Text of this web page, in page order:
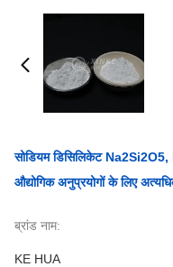
सोडियम डिसिलिकेट
औद्योगिक अनुप्रयोगों के लिए
ब्रांड नाम:
KE HUA